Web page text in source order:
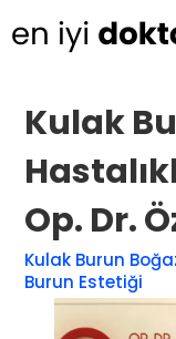
Op.
Doç.
Kulak
Op. Dr.
Kulak Burun
Burun Estetiği